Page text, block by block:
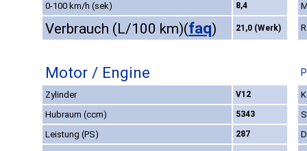
0-100 km/h (sek)
8,4
Verbrauch (L/100 km)(faq) 21,0 (Werk)
Motor / Engine
Zylinder V12
Hubraum (ccm)
5343
Leistung (PS)
287